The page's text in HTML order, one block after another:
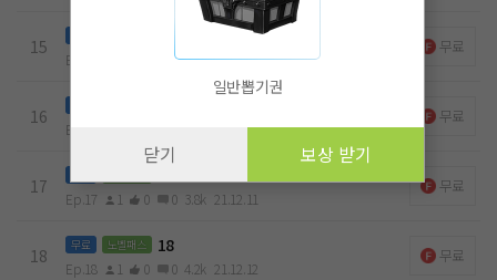
15 15
Ep.15 0 4k 21.12.01
무료
16
Ep.16 21.12.04
무료
17
Ep.17 1 0 0 3.8k 21.12.11
무료
18
무료 노벨패스 18
Ep.18 1 0 0 4.2k 21.12.12
무료
일반뽑기권
닫기 보상 받기